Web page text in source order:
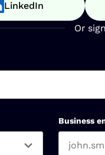
LinkedIn
Or
Business